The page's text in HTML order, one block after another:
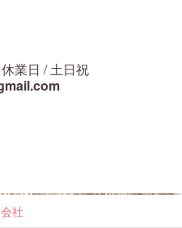
業日 / 土日祝
社